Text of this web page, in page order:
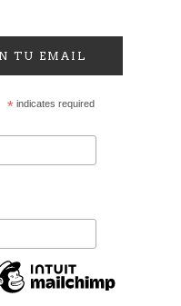
TU EMAIL
*indicates required